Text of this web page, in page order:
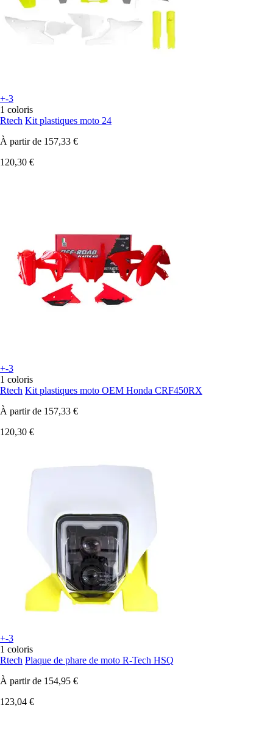
+-3
1 coloris
Rtech Kit plastiques moto 24
À partir de 157,33 €
120,30 €
+-3
1 coloris
Rtech Kit plastiques moto OEM Honda CRF450RX
À partir de 157,33 €
120,30 €
+-3
1 coloris
Rtech Plaque de phare de moto R-Tech HSQ
À partir de 154,95 €
123,04 €